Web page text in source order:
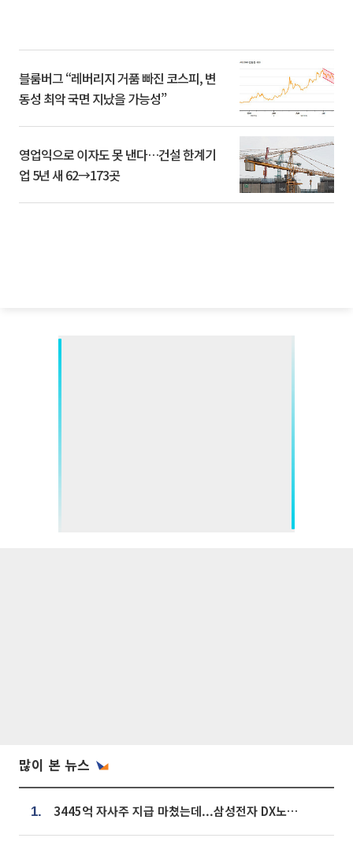
블룸버그 “레버리지 거품 빠진 코스피, 변
동성 최악 국면 지났을 가능성”
영업익으로 이자도 못 낸다…건설 한계기
업 5년 새 62→173곳
많이 본 뉴스
1. 3445억 자사주 지급 마쳤는데...삼성전자 DX노조, 뒤늦은 '떼쓰기 집회'